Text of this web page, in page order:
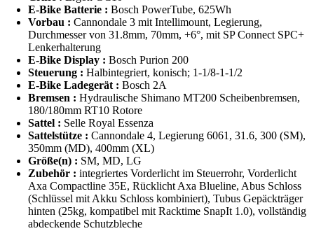
E-Bike Batterie : Bosch PowerTube, 625Wh
Vorbau : Cannondale 3 mit Intellimount, Legierung,
Durchmesser von 31.8mm, 70mm, +6°, mit SP Connect SPC+
Lenkerhalterung
E-Bike Display : Bosch Purion 200
Steuerung : Halbintegriert, konisch; 1-1/8-1-1/2
E-Bike Ladegerät : Bosch 2A
Bremsen : Hydraulische Shimano MT200 Scheibenbremsen,
180/180mm RT10 Rotore
Sattel : Selle Royal Essenza
Sattelstütze : Cannondale 4, Legierung 6061, 31.6, 300 (SM),
350mm (MD), 400mm (XL)
Größe(n) : SM, MD, LG
Zubehör : integriertes Vorderlicht im Steuerrohr, Vorderlicht
Axa Compactline 35E, Rücklicht Axa Blueline, Abus Schloss
(Schlüssel mit Akku Schloss kombiniert), Tubus Gepäckträger
hinten (25kg, kompatibel mit Racktime SnapIt 1.0), vollständig
abdeckende Schutzbleche